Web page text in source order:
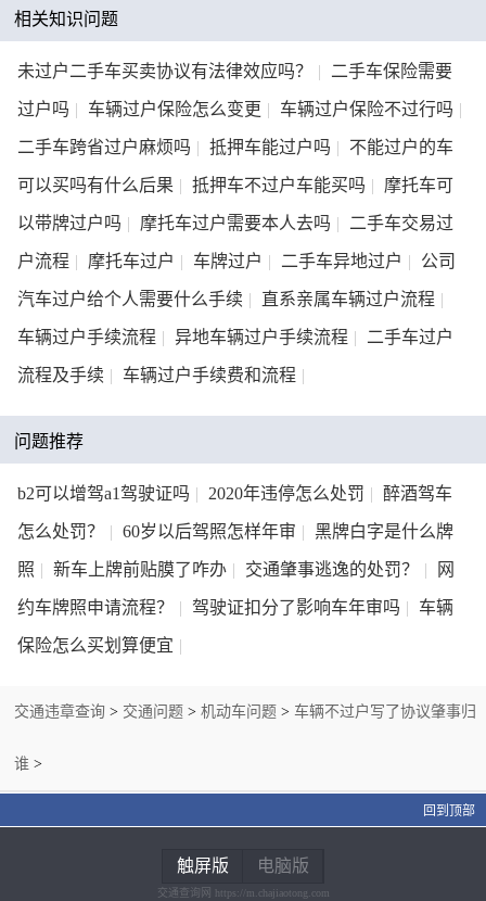
相关知识问题
未过户二手车买卖协议有法律效应吗？ | 二手车保险需要
过户吗 | 车辆过户保险怎么变更 | 车辆过户保险不过行吗 |
二手车跨省过户麻烦吗 | 抵押车能过户吗 | 不能过户的车
可以买吗有什么后果 | 抵押车不过户车能买吗 | 摩托车可
以带牌过户吗 | 摩托车过户需要本人去吗 | 二手车交易过
户流程 | 摩托车过户 | 车牌过户 | 二手车异地过户 | 公司
汽车过户给个人需要什么手续 | 直系亲属车辆过户流程 |
车辆过户手续流程 | 异地车辆过户手续流程 | 二手车过户
流程及手续 | 车辆过户手续费和流程 |
问题推荐
b2可以增驾a1驾驶证吗 | 2020年违停怎么处罚 | 醉酒驾车
怎么处罚？ | 60岁以后驾照怎样年审 | 黑牌白字是什么牌
照 | 新车上牌前贴膜了咋办 | 交通肇事逃逸的处罚？ | 网
约车牌照申请流程？ | 驾驶证扣分了影响车年审吗 | 车辆
保险怎么买划算便宜 |
交通违章查询 > 交通问题 > 机动车问题 > 车辆不过户写了协议肇事归
谁 >
回到顶部
触屏版 电脑版
交通查询网 https://m.chajiaotong.com